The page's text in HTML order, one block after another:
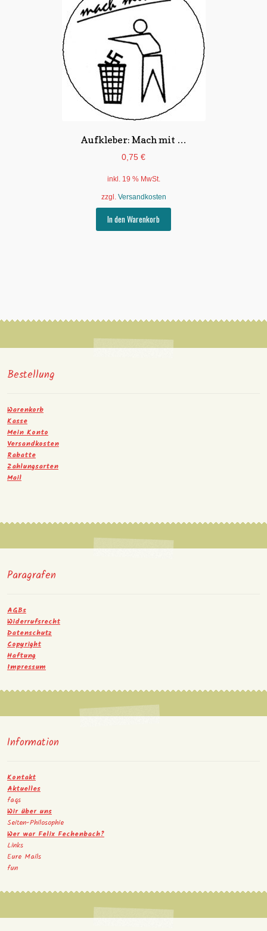
Aufkleber: Mach mit …
0,75 €
inkl. 19 % MwSt.
zzgl. Versandkosten
In den Warenkorb
Bestellung
Warenkorb
Kasse
Mein Konto
Versandkosten
Rabatte
Zahlungsarten
Mail
Paragrafen
AGBs
Widerrufsrecht
Datenschutz
Copyright
Haftung
Impressum
Information
Kontakt
Aktuelles
faqs
Wir über uns
Seiten-Philosophie
Wer war Felix Fechenbach?
Links
Eure Mails
fun